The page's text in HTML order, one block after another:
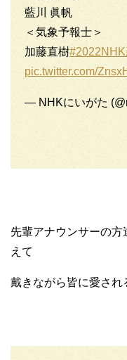
藍川 眞帆
＜気象予報士＞
加藤直樹
pic.twitter.com/
— NHKにいがた
先輩アナウンサーの
えて
戴きながら皆に愛され